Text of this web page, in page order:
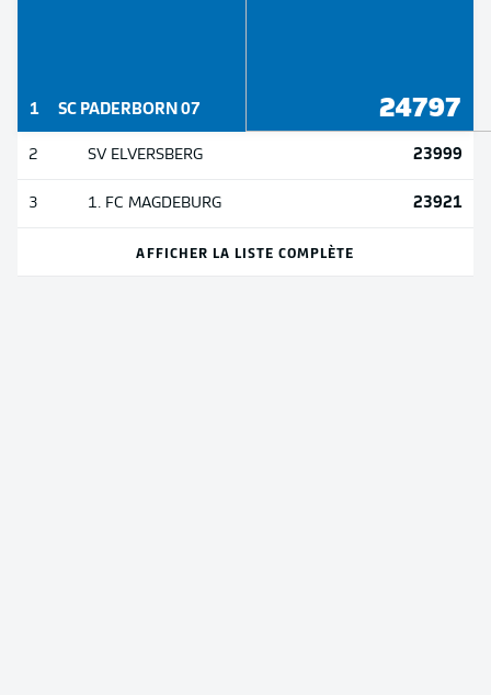
1 SC PADERBORN 07 24797
2 SV ELVERSBERG 23999
3 1. FC MAGDEBURG 23921
AFFICHER LA LISTE COMPLÈTE